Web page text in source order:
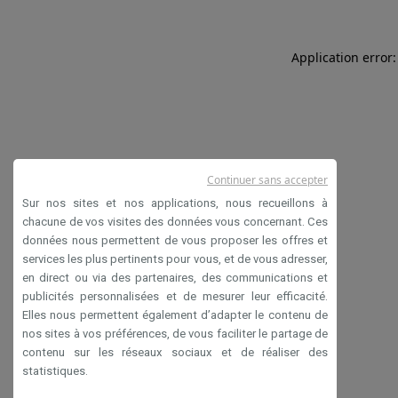
Application
Sur nos sites et nos applications, nous recueillons à
chacune de vos visites des données vous concernant. Ces
données nous permettent de vous proposer les offres et
services les plus pertinents pour vous, et de vous adresser,
en direct ou via des partenaires, des communications et
publicités personnalisées et de mesurer leur efficacité.
Elles nous permettent également d’adapter le contenu de
nos sites à vos préférences, de vous faciliter le partage de
contenu sur les réseaux sociaux et de réaliser des
statistiques.
Continuer sans accepter